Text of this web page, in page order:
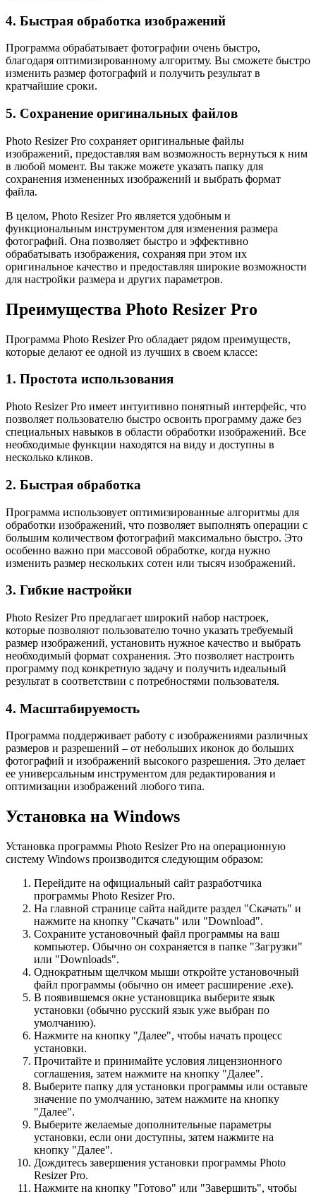
4. Быстрая обработка изображений
Программа обрабатывает фотографии очень быстро,
благодаря оптимизированному алгоритму. Вы сможете быстро
изменить размер фотографий и получить результат в
кратчайшие сроки.
5. Сохранение оригинальных файлов
Photo Resizer Pro сохраняет оригинальные файлы
изображений, предоставляя вам возможность вернуться к ним
в любой момент. Вы также можете указать папку для
сохранения измененных изображений и выбрать формат
файла.
В целом, Photo Resizer Pro является удобным и
функциональным инструментом для изменения размера
фотографий. Она позволяет быстро и эффективно
обрабатывать изображения, сохраняя при этом их
оригинальное качество и предоставляя широкие возможности
для настройки размера и других параметров.
Преимущества Photo Resizer Pro
Программа Photo Resizer Pro обладает рядом преимуществ,
которые делают ее одной из лучших в своем классе:
1. Простота использования
Photo Resizer Pro имеет интуитивно понятный интерфейс, что
позволяет пользователю быстро освоить программу даже без
специальных навыков в области обработки изображений. Все
необходимые функции находятся на виду и доступны в
несколько кликов.
2. Быстрая обработка
Программа использовует оптимизированные алгоритмы для
обработки изображений, что позволяет выполнять операции с
большим количеством фотографий максимально быстро. Это
особенно важно при массовой обработке, когда нужно
изменить размер нескольких сотен или тысяч изображений.
3. Гибкие настройки
Photo Resizer Pro предлагает широкий набор настроек,
которые позволяют пользователю точно указать требуемый
размер изображений, установить нужное качество и выбрать
необходимый формат сохранения. Это позволяет настроить
программу под конкретную задачу и получить идеальный
результат в соответствии с потребностями пользователя.
4. Масштабируемость
Программа поддерживает работу с изображениями различных
размеров и разрешений – от небольших иконок до больших
фотографий и изображений высокого разрешения. Это делает
ее универсальным инструментом для редактирования и
оптимизации изображений любого типа.
Установка на Windows
Установка программы Photo Resizer Pro на операционную
систему Windows производится следующим образом:
Перейдите на официальный сайт разработчика
программы Photo Resizer Pro.
На главной странице сайта найдите раздел "Скачать" и
нажмите на кнопку "Скачать" или "Download".
Сохраните установочный файл программы на ваш
компьютер. Обычно он сохраняется в папке "Загрузки"
или "Downloads".
Однократным щелчком мыши откройте установочный
файл программы (обычно он имеет расширение .exe).
В появившемся окне установщика выберите язык
установки (обычно русский язык уже выбран по
умолчанию).
Нажмите на кнопку "Далее", чтобы начать процесс
установки.
Прочитайте и принимайте условия лицензионного
соглашения, затем нажмите на кнопку "Далее".
Выберите папку для установки программы или оставьте
значение по умолчанию, затем нажмите на кнопку
"Далее".
Выберите желаемые дополнительные параметры
установки, если они доступны, затем нажмите на
кнопку "Далее".
Дождитесь завершения установки программы Photo
Resizer Pro.
Нажмите на кнопку "Готово" или "Завершить", чтобы